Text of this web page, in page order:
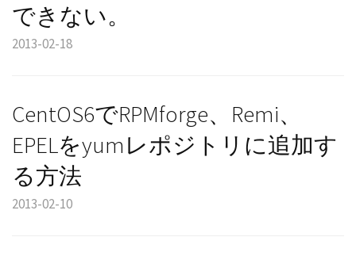
できない。
2013-02-18
CentOS6でRPMforge、Remi、
EPELをyumレポジトリに追加す
る方法
2013-02-10